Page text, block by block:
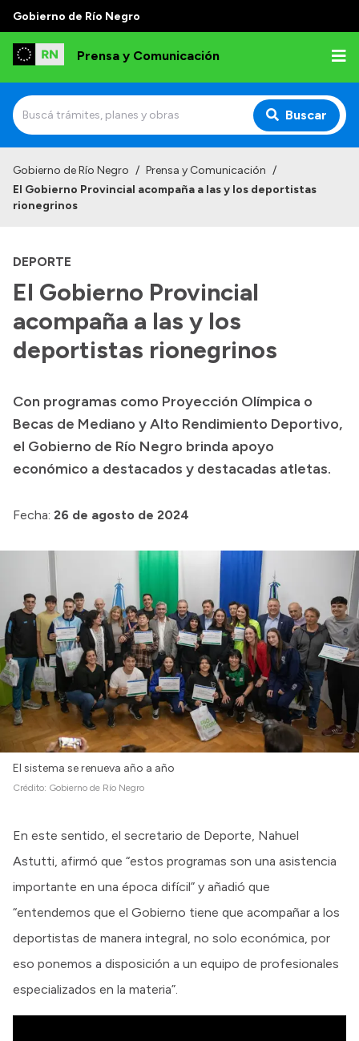
Gobierno de Río Negro
Prensa y Comunicación
Buscar
Institucional
Referentes de prensa
Archivo de noticias
Transparencia
Boletín Oficial
Compras y licitaciones
Consulta de expedientes
Convocatorias
Login
Gobierno de Río Negro / Prensa y Comunicación /
El Gobierno Provincial acompaña a las y los deportistas
rionegrinos
DEPORTE
El Gobierno Provincial
acompaña a las y los
deportistas rionegrinos
Con programas como Proyección Olímpica o
Becas de Mediano y Alto Rendimiento Deportivo,
el Gobierno de Río Negro brinda apoyo
económico a destacados y destacadas atletas.
Fecha: 26 de agosto de 2024
El sistema se renueva año a año
Crédito: Gobierno de Río Negro
En este sentido, el secretario de Deporte, Nahuel
Astutti, afirmó que “estos programas son una asistencia
importante en una época difícil” y añadió que
“entendemos que el Gobierno tiene que acompañar a los
deportistas de manera integral, no solo económica, por
eso ponemos a disposición a un equipo de profesionales
especializados en la materia”.